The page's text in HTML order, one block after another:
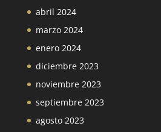
abril 2024
marzo 2024
enero 2024
diciembre 2023
noviembre 2023
septiembre 2023
agosto 2023